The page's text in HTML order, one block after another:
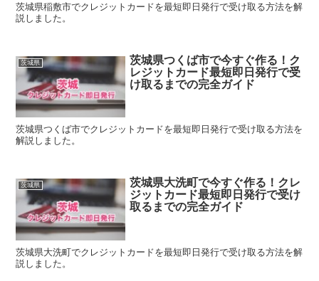
茨城県稲敷市でクレジットカードを最短即日発行で受け取る方法を解
説しました。
茨城県
茨城県つくば市で今すぐ作る！ク
レジットカード最短即日発行で受
け取るまでの完全ガイド
茨城県つくば市でクレジットカードを最短即日発行で受け取る方法を
解説しました。
茨城県
茨城県大洗町で今すぐ作る！クレ
ジットカード最短即日発行で受け
取るまでの完全ガイド
茨城県大洗町でクレジットカードを最短即日発行で受け取る方法を解
説しました。